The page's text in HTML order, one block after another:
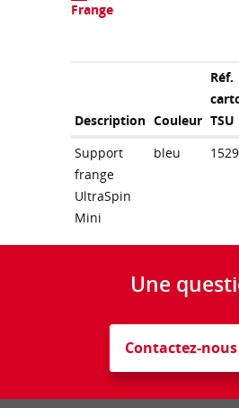
Frange
Description Couleur
Réf.
TSU
Support
frange
UltraSpin
Mini
bleu
Une
Contactez-nous